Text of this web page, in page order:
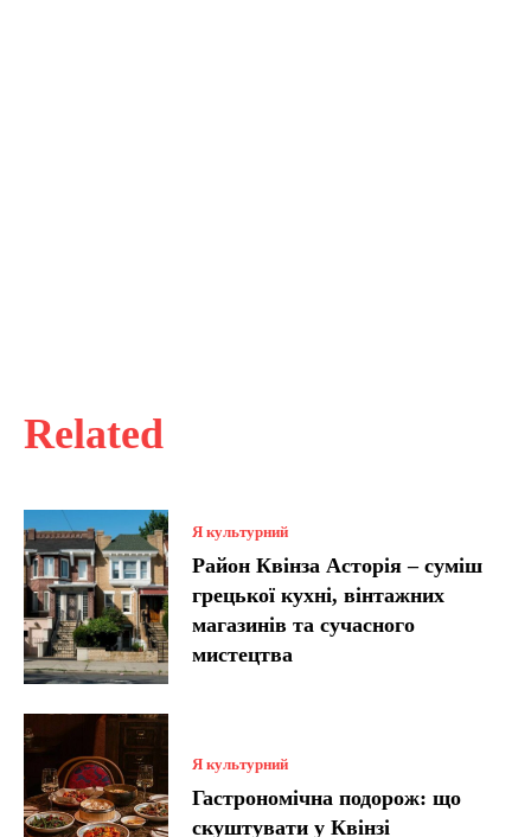
Related
Я культурний
Район Квінза Асторія – суміш
грецької кухні, вінтажних
магазинів та сучасного
мистецтва
Я культурний
Гастрономічна подорож: що
скуштувати у Квінзі